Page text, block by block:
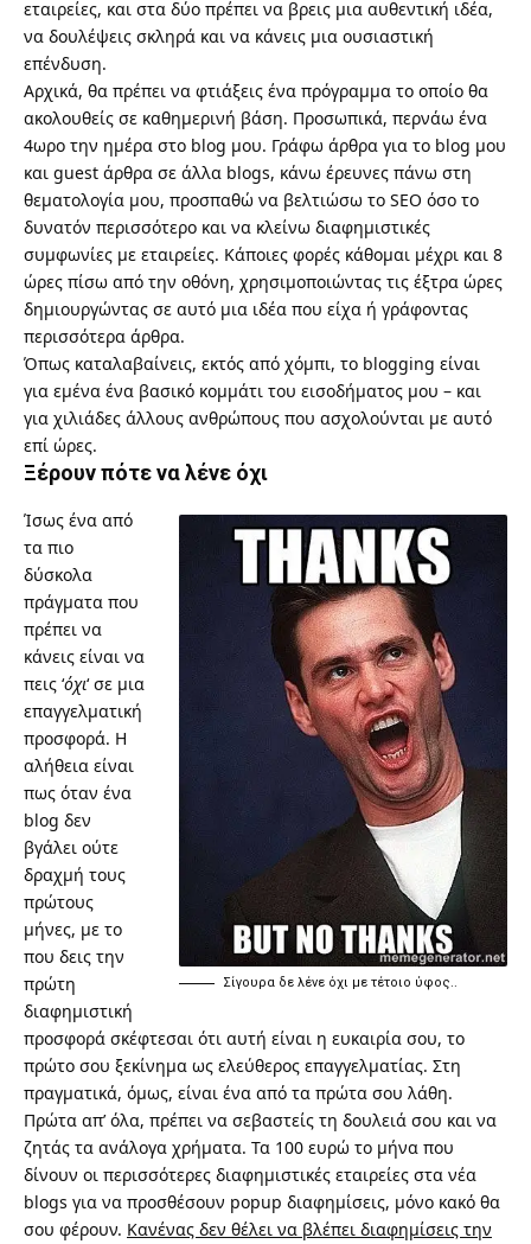
εταιρείες, και στα δύο πρέπει να βρεις μια αυθεντική ιδέα,
να δουλέψεις σκληρά και να κάνεις μια ουσιαστική
επένδυση.
Αρχικά, θα πρέπει να φτιάξεις ένα πρόγραμμα το οποίο θα
ακολουθείς σε καθημερινή βάση. Προσωπικά, περνάω ένα
4ωρο την ημέρα στο blog μου. Γράφω άρθρα για το blog μου
και guest άρθρα σε άλλα blogs, κάνω έρευνες πάνω στη
θεματολογία μου, προσπαθώ να βελτιώσω το SEO όσο το
δυνατόν περισσότερο και να κλείνω διαφημιστικές
συμφωνίες με εταιρείες. Κάποιες φορές κάθομαι μέχρι και 8
ώρες πίσω από την οθόνη, χρησιμοποιώντας τις έξτρα ώρες
δημιουργώντας σε αυτό μια ιδέα που είχα ή γράφοντας
περισσότερα άρθρα.
Όπως καταλαβαίνεις, εκτός από χόμπι, το blogging είναι
για εμένα ένα βασικό κομμάτι του εισοδήματος μου – και
για χιλιάδες άλλους ανθρώπους που ασχολούνται με αυτό
επί ώρες.
Ξέρουν πότε να λένε όχι
Σίγουρα δε λένε όχι με τέτοιο ύφος..
Ίσως ένα από
τα πιο
δύσκολα
πράγματα που
πρέπει να
κάνεις είναι να
πεις ‘όχι‘ σε μια
επαγγελματική
προσφορά. Η
αλήθεια είναι
πως όταν ένα
blog δεν
βγάλει ούτε
δραχμή τους
πρώτους
μήνες, με το
που δεις την
πρώτη
διαφημιστική
προσφορά σκέφτεσαι ότι αυτή είναι η ευκαιρία σου, το
πρώτο σου ξεκίνημα ως ελεύθερος επαγγελματίας. Στη
πραγματικά, όμως, είναι ένα από τα πρώτα σου λάθη.
Πρώτα απ’ όλα, πρέπει να σεβαστείς τη δουλειά σου και να
ζητάς τα ανάλογα χρήματα. Τα 100 ευρώ το μήνα που
δίνουν οι περισσότερες διαφημιστικές εταιρείες στα νέα
blogs για να προσθέσουν popup διαφημίσεις, μόνο κακό θα
σου φέρουν. Κανένας δεν θέλει να βλέπει διαφημίσεις την